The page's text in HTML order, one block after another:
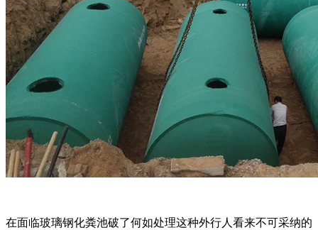
在面临玻璃钢化粪池破了何如处理这种外行人看来不可采纳的